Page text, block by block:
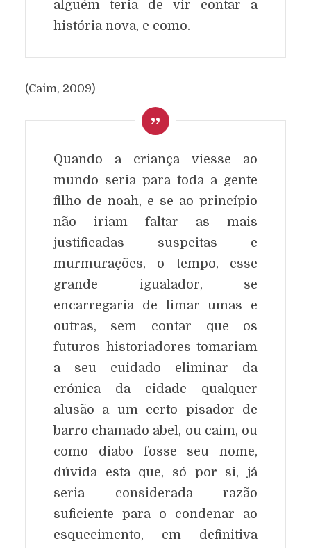
alguém teria de vir contar a
história nova, e como.
(Caim, 2009)
Quando a criança viesse ao
mundo seria para toda a gente
filho de noah, e se ao princípio
não iriam faltar as mais
justificadas suspeitas e
murmurações, o tempo, esse
grande igualador, se
encarregaria de limar umas e
outras, sem contar que os
futuros historiadores tomariam
a seu cuidado eliminar da
crónica da cidade qualquer
alusão a um certo pisador de
barro chamado abel, ou caim, ou
como diabo fosse seu nome,
dúvida esta que, só por si, já
seria considerada razão
suficiente para o condenar ao
esquecimento, em definitiva